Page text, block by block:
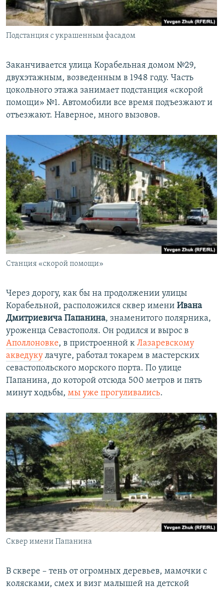
Подстанция с украшенным фасадом
Заканчивается улица Корабельная домом №29,
двухэтажным, возведенным в 1948 году. Часть
цокольного этажа занимает подстанция «скорой
помощи» №1. Автомобили все время подъезжают и
отъезжают. Наверное, много вызовов.
Станция «скорой помощи»
Через дорогу, как бы на продолжении улицы
Корабельной, расположился сквер имени Ивана
Дмитриевича Папанина, знаменитого полярника,
уроженца Севастополя. Он родился и вырос в
Аполлоновке, в пристроенной к Лазаревскому
акведуку лачуге, работал токарем в мастерских
севастопольского морского порта. По улице
Папанина, до которой отсюда 500 метров и пять
минут ходьбы, мы уже прогуливались.
Сквер имени Папанина
В сквере – тень от огромных деревьев, мамочки с
колясками, смех и визг малышей на детской